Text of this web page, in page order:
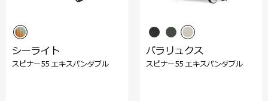
シーライト
スピナー55 エキスパンダブル
パラリュクス
スピナー55 エキスパンダブル